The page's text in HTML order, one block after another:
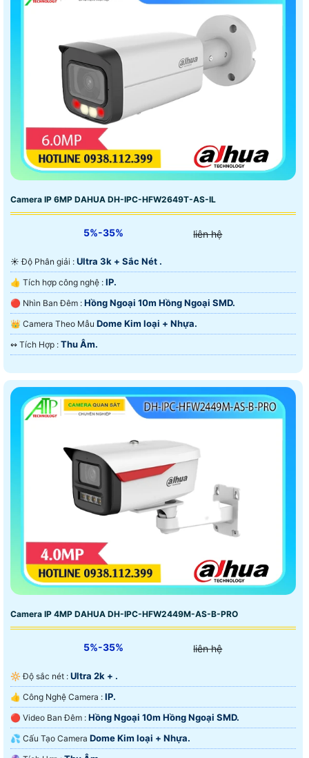
Camera IP 6MP DAHUA DH-IPC-HFW2649T-AS-IL
5%-35% liên hệ
☀️ Độ Phân giải : Ultra 3k + Sắc Nét .
👍 Tích hợp công nghệ : IP.
🔴 Nhìn Ban Đêm : Hồng Ngoại 10m Hồng Ngoại SMD.
👑 Camera Theo Mẫu Dome Kim loại + Nhựa.
️↭ Tích Hợp : Thu Âm.
Camera IP 4MP DAHUA DH-IPC-HFW2449M-AS-B-PRO
5%-35% liên hệ
🔆 Độ sắc nét : Ultra 2k + .
👍 Công Nghệ Camera : IP.
🔴 Video Ban Đêm : Hồng Ngoại 10m Hồng Ngoại SMD.
💦 Cấu Tạo Camera Dome Kim loại + Nhựa.